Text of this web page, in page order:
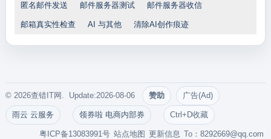
匿名邮件发送 邮件服务器测试 邮件服务器收信
邮箱真实性检查 AI 与其他 清除AI创作痕迹
© 2026查错IT网. Update:2026-08-06 赞助 广告(Ad)
雨云 云服务 领券啦 电商内部券 Ctrl+D收藏
To：8292669@qq.com
更新信息
站点地图
粤ICP备13083991号